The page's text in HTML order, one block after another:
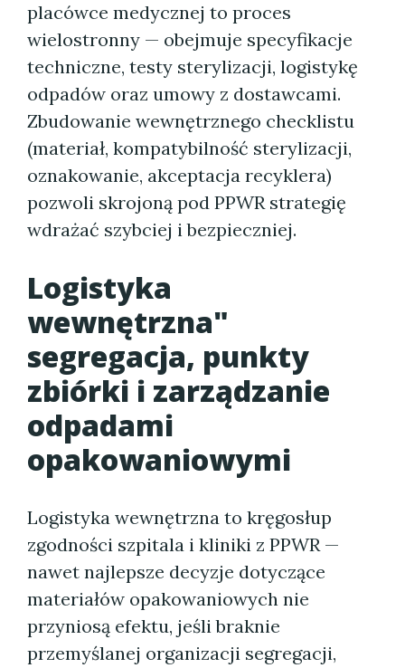
placówce medycznej to proces
wielostronny — obejmuje specyfikacje
techniczne, testy sterylizacji, logistykę
odpadów oraz umowy z dostawcami.
Zbudowanie wewnętrznego checklistu
(materiał, kompatybilność sterylizacji,
oznakowanie, akceptacja recyklera)
pozwoli skrojoną pod PPWR strategię
wdrażać szybciej i bezpieczniej.
Logistyka
wewnętrzna"
segregacja, punkty
zbiórki i zarządzanie
odpadami
opakowaniowymi
Logistyka wewnętrzna to kręgosłup
zgodności szpitala i kliniki z PPWR —
nawet najlepsze decyzje dotyczące
materiałów opakowaniowych nie
przyniosą efektu, jeśli braknie
przemyślanej organizacji segregacji,